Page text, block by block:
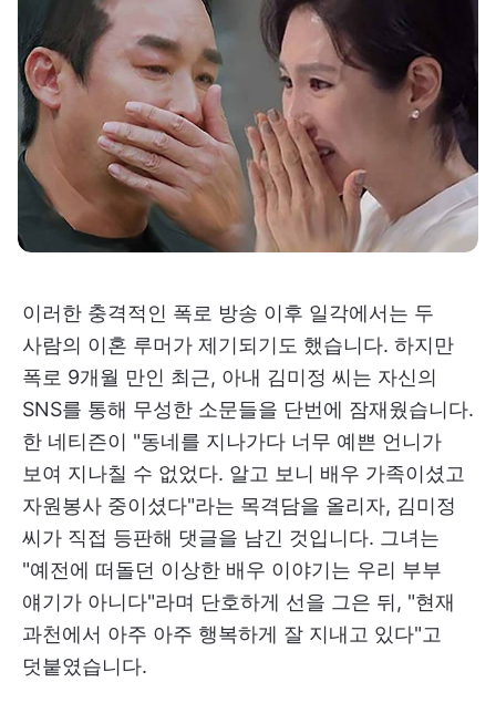
이러한 충격적인 폭로 방송 이후 일각에서는 두
사람의 이혼 루머가 제기되기도 했습니다. 하지만
폭로 9개월 만인 최근, 아내 김미정 씨는 자신의
SNS를 통해 무성한 소문들을 단번에 잠재웠습니다.
한 네티즌이 "동네를 지나가다 너무 예쁜 언니가
보여 지나칠 수 없었다. 알고 보니 배우 가족이셨고
자원봉사 중이셨다"라는 목격담을 올리자, 김미정
씨가 직접 등판해 댓글을 남긴 것입니다. 그녀는
"예전에 떠돌던 이상한 배우 이야기는 우리 부부
얘기가 아니다"라며 단호하게 선을 그은 뒤, "현재
과천에서 아주 아주 행복하게 잘 지내고 있다"고
덧붙였습니다.